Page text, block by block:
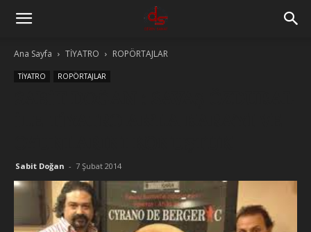
Ana Sayfa TİYATRO ROPÖRTAJLAR
TİYATRO ROPÖRTAJLAR
Sabit Doğan - 7 Şubat 2014